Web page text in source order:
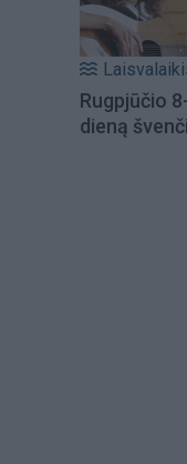
Rugpjūčio
dieną